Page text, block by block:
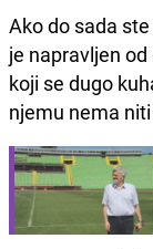
Ako do sada
je napravljen
koji se dugo
njemu nema